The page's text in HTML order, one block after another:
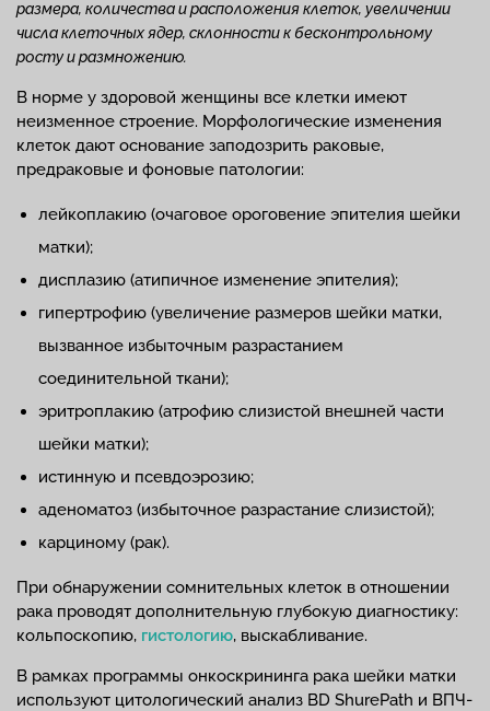
размера, количества и расположения клеток, увеличении
числа клеточных ядер, склонности к бесконтрольному
росту и размножению.
В норме у здоровой женщины все клетки имеют
неизменное строение. Морфологические изменения
клеток дают основание заподозрить раковые,
предраковые и фоновые патологии:
лейкоплакию (очаговое ороговение эпителия шейки
матки);
дисплазию (атипичное изменение эпителия);
гипертрофию (увеличение размеров шейки матки,
вызванное избыточным разрастанием
соединительной ткани);
эритроплакию (атрофию слизистой внешней части
шейки матки);
истинную и псевдоэрозию;
аденоматоз (избыточное разрастание слизистой);
карциному (рак).
При обнаружении сомнительных клеток в отношении
рака проводят дополнительную глубокую диагностику:
кольпоскопию, гистологию, выскабливание.
В рамках программы онкоскрининга рака шейки матки
используют цитологический анализ BD ShurePath и ВПЧ-